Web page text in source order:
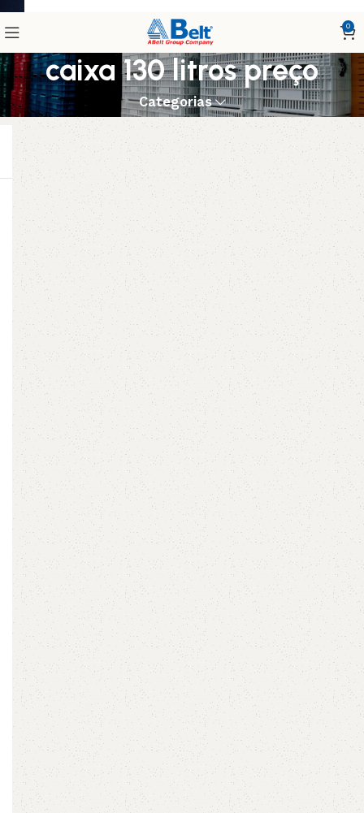
0
caixa 130 litros preço
Categorias